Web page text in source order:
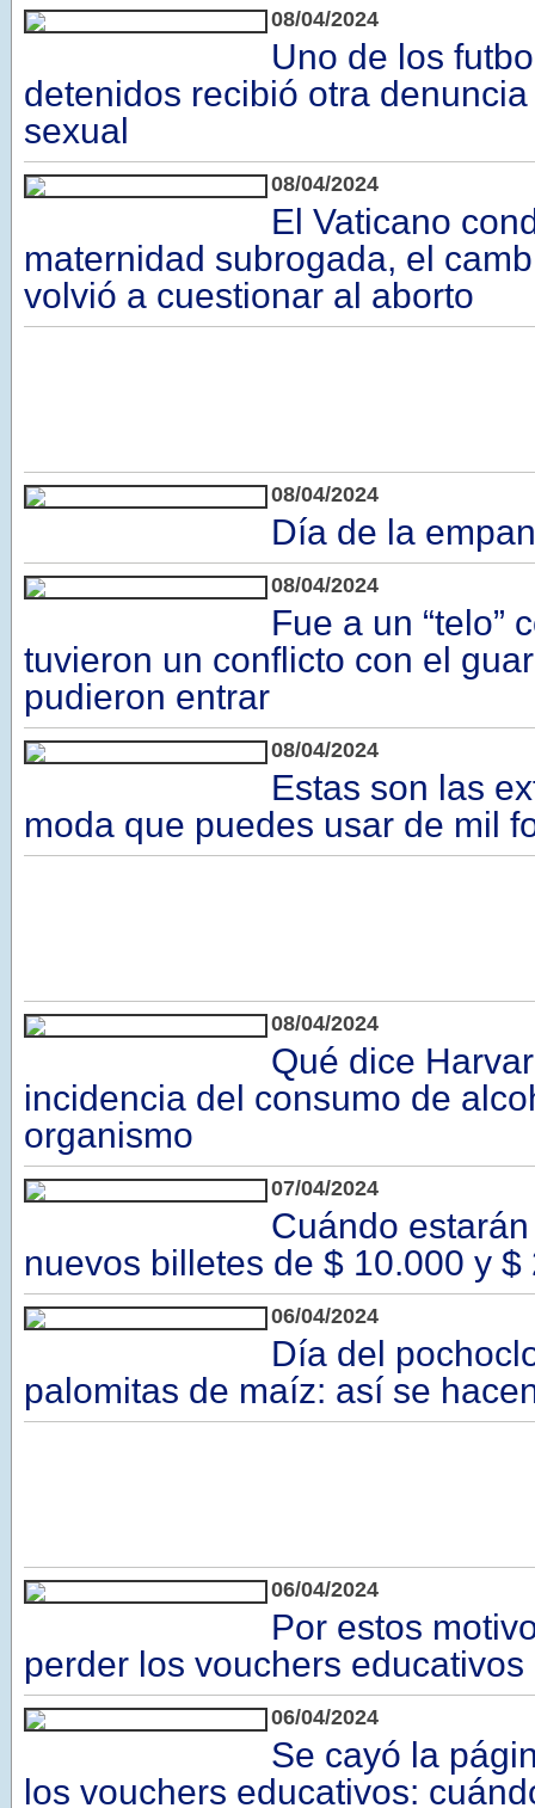
08/04/2024
Uno de los
detenidos recibió otra
sexual
08/04/2024
El Vaticano
maternidad subrogada, el
volvió a cuestionar al aborto
08/04/2024
Día de la
08/04/2024
Fue a un “telo”
tuvieron un conflicto con el
pudieron entrar
08/04/2024
Estas son las
moda que puedes usar de mil
08/04/2024
Qué dice
incidencia del consumo de
organismo
07/04/2024
Cuándo
nuevos billetes de $ 10.000 y $
06/04/2024
Día del
palomitas de maíz: así se
06/04/2024
Por estos
perder los vouchers educativos
06/04/2024
Se cayó la
los vouchers educativos: